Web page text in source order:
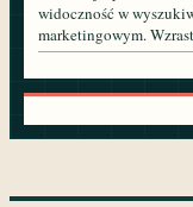
widoczność w
marketingowym.